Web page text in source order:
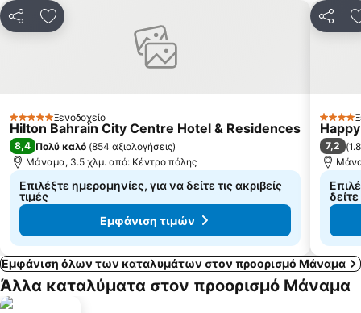
ΚοινοποίησηΠροσθήκη στα αγαπημένα
5 ΑστέριαΞενοδοχείο
Hilton Bahrain City Centre Hotel & Residences
8,4 Πολύ καλό (854 αξιολογήσεις)
Μάναμα, 3.5 χλμ. από: Κέντρο πόλης
Επιλέξτε ημερομηνίες, για να δείτε τις ακριβείς
τιμές
Εμφάνιση τιμών
4
7,2 (
δείτε
Εμφάνιση όλων των καταλυμάτων στον προορισμό Μάναμα
Άλλα καταλύματα στον προορισμό Μάναμα